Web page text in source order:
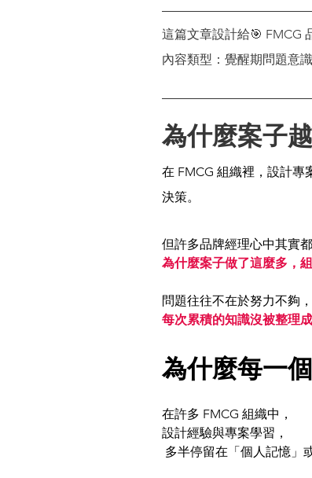
這篇文章設計給🎯 FMCG
內容類型：覺醒期問題意
為什麼案子
在 FMCG 組織裡，設計
決策。
但許多品牌經理心中其實
為什麼案子做了這麼多，
問題往往不在於努力不夠
每次累積的知識沒被整理
為什麼每一
在許多 FMCG 組織中，
設計經驗與專案學習，
多半停留在「個人記憶」